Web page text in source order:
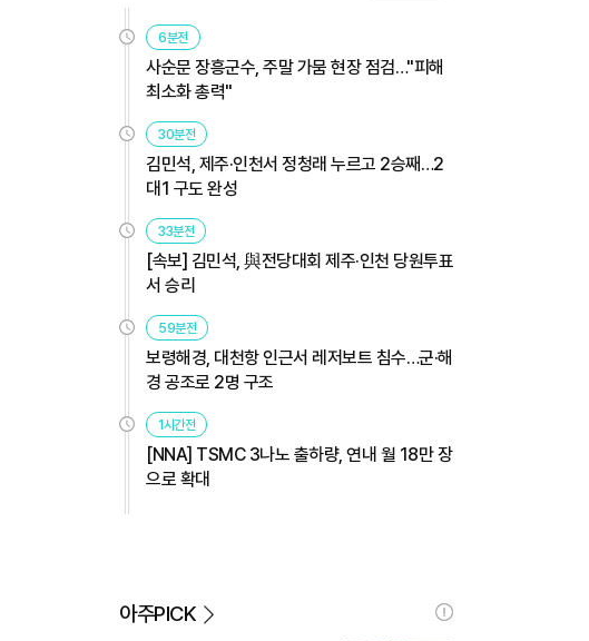
6분전
사순문 장흥군수, 주말 가뭄 현장 점검…"피해
최소화 총력"
30분전
김민석, 제주·인천서 정청래 누르고 2승째…2
대1 구도 완성
33분전
[속보] 김민석, 與전당대회 제주·인천 당원투표
서 승리
59분전
보령해경, 대천항 인근서 레저보트 침수…군·해
경 공조로 2명 구조
1시간전
[NNA] TSMC 3나노 출하량, 연내 월 18만 장
으로 확대
아주PICK